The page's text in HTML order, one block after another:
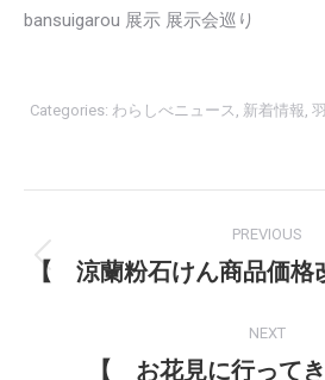
bansuigarou 展示 展示会巡り
Categories: わらしべニュース 新着情報
navigation
PREVIOUS
【 涼蘭粉石けん商品価格
NEXT
Next
【 お花見に行って